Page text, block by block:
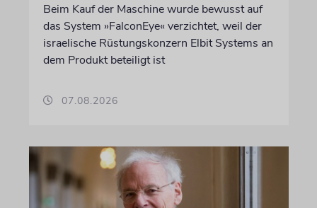
Beim Kauf der Maschine wurde bewusst auf
das System »FalconEye« verzichtet, weil der
israelische Rüstungskonzern Elbit Systems an
dem Produkt beteiligt ist
07.08.2026